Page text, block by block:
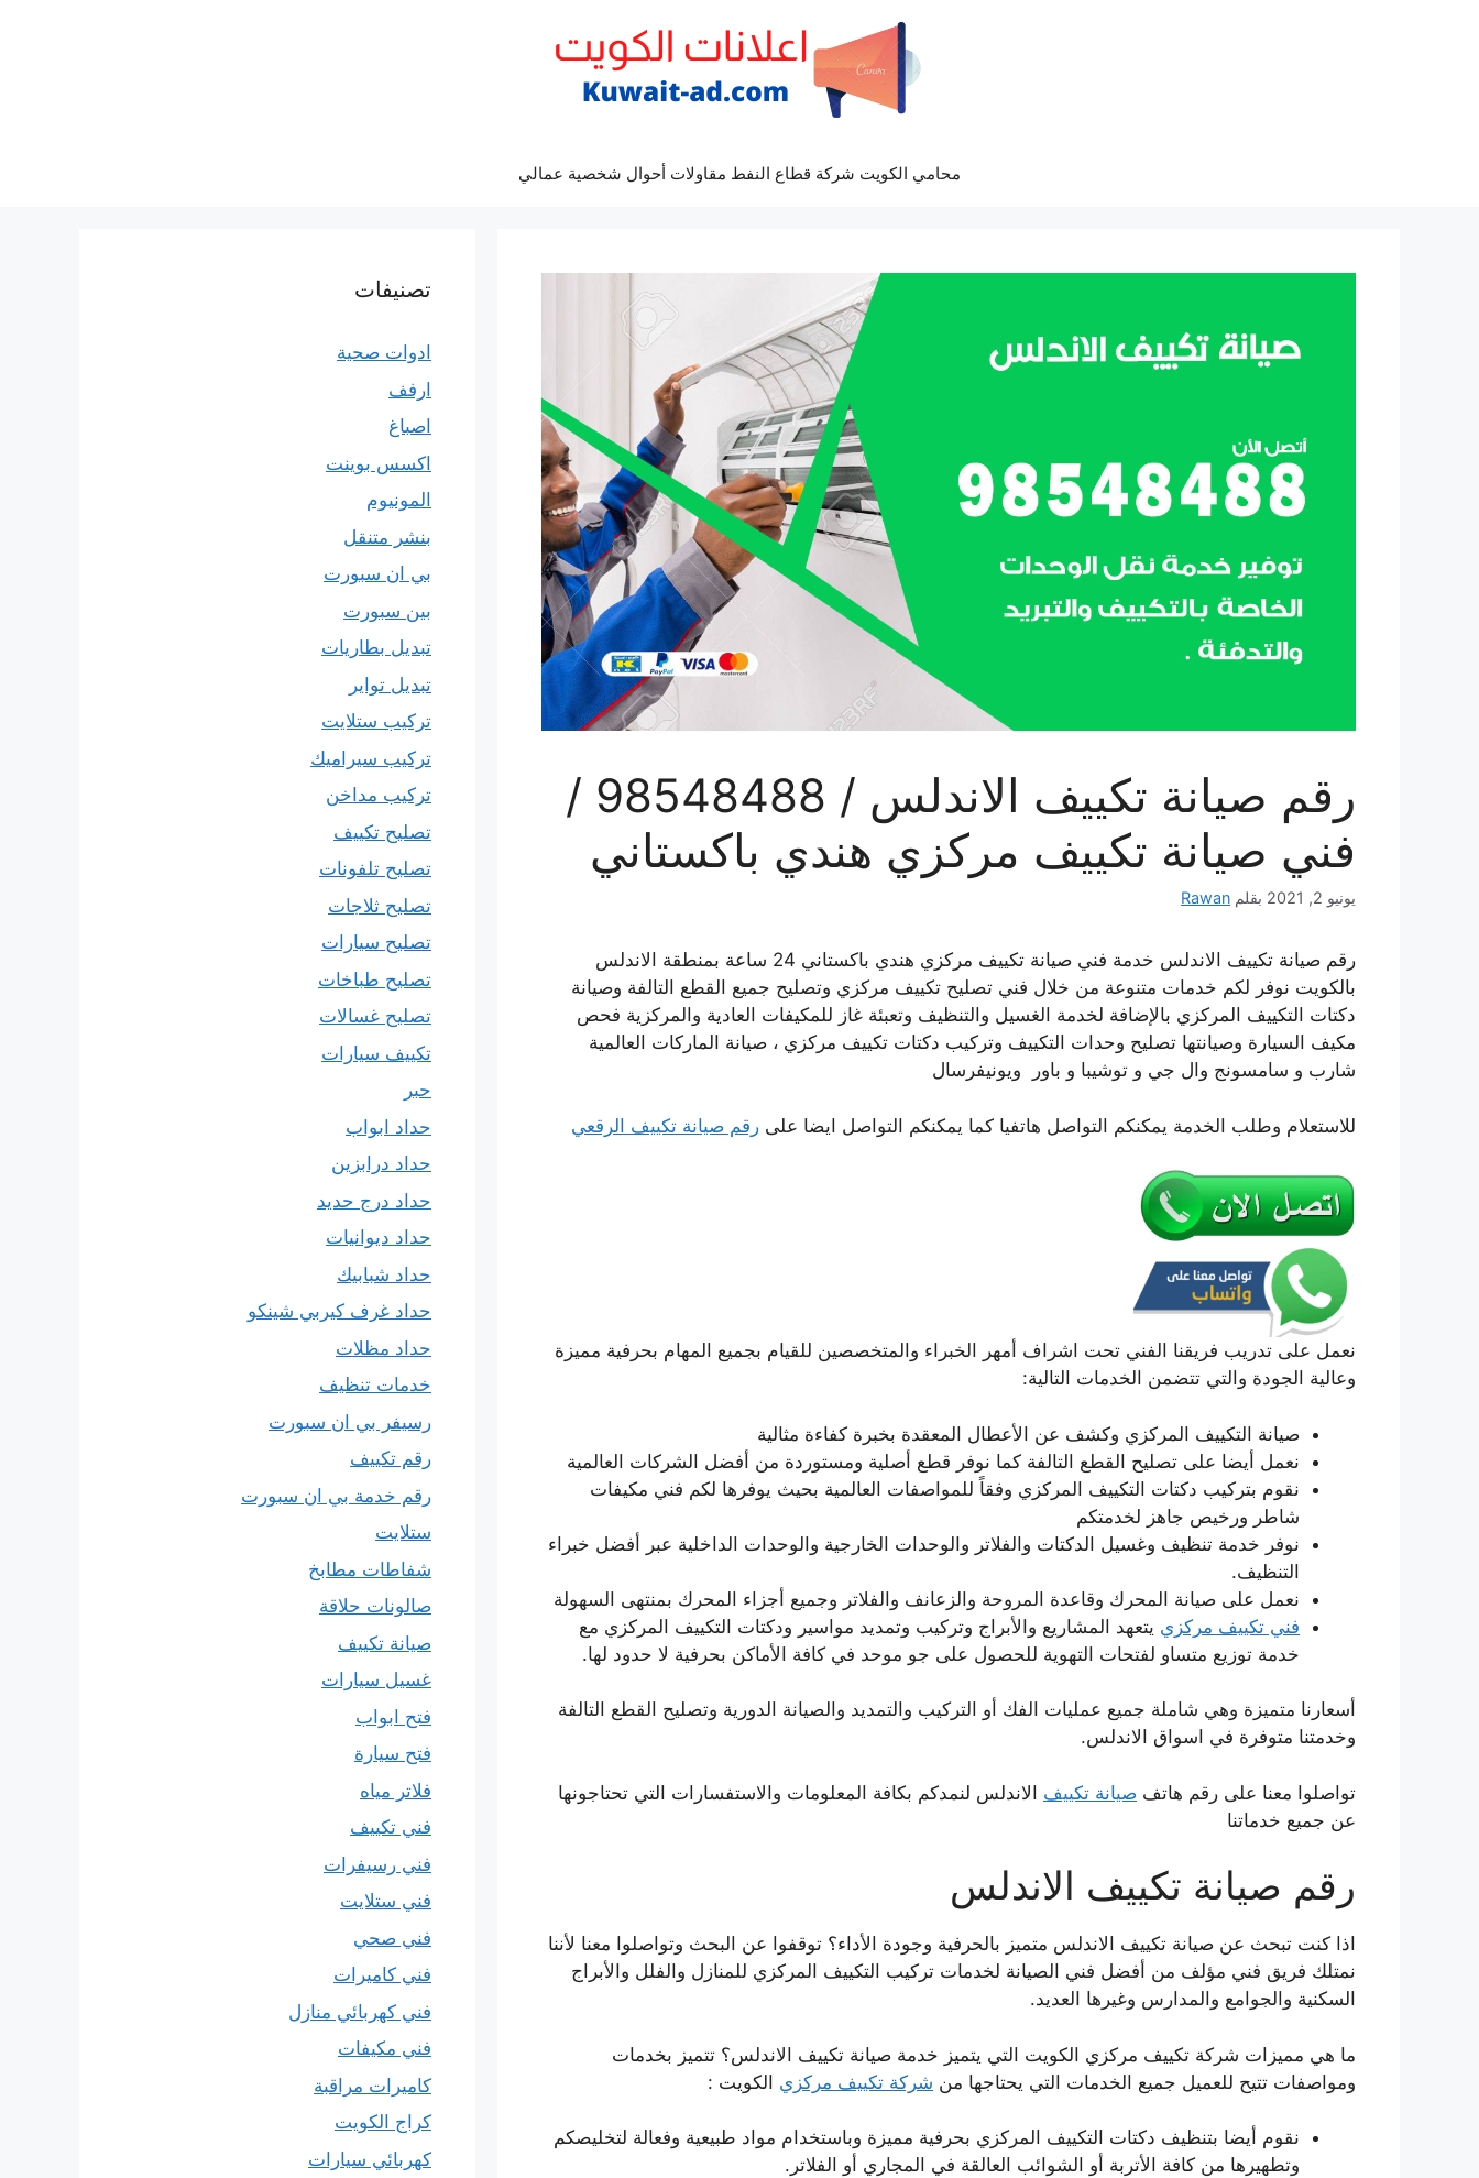
محامي الكويت شركة قطاع النفط مقاولات أحوال شخصية عمالي
رقم صيانة تكييف الاندلس / 98548488 /
فني صيانة تكييف مركزي هندي باكستاني
يونيو 2, 2021 بقلم Rawan
رقم صيانة تكييف الاندلس خدمة فني صيانة تكييف مركزي هندي باكستاني 24 ساعة بمنطقة الاندلس
بالكويت نوفر لكم خدمات متنوعة من خلال فني تصليح تكييف مركزي وتصليح جميع القطع التالفة وصيانة
دكتات التكييف المركزي بالإضافة لخدمة الغسيل والتنظيف وتعبئة غاز للمكيفات العادية والمركزية فحص
مكيف السيارة وصيانتها تصليح وحدات التكييف وتركيب دكتات تكييف مركزي ، صيانة الماركات العالمية
شارب و سامسونج وال جي و توشيبا و باور ويونيفرسال
للاستعلام وطلب الخدمة يمكنكم التواصل هاتفيا كما يمكنكم التواصل ايضا على رقم صيانة تكييف الرقعي
نعمل على تدريب فريقنا الفني تحت اشراف أمهر الخبراء والمتخصصين للقيام بجميع المهام بحرفية مميزة
وعالية الجودة والتي تتضمن الخدمات التالية:
صيانة التكييف المركزي وكشف عن الأعطال المعقدة بخبرة كفاءة مثالية
نعمل أيضا على تصليح القطع التالفة كما نوفر قطع أصلية ومستوردة من أفضل الشركات العالمية
نقوم بتركيب دكتات التكييف المركزي وفقاً للمواصفات العالمية بحيث يوفرها لكم فني مكيفات
شاطر ورخيص جاهز لخدمتكم
نوفر خدمة تنظيف وغسيل الدكتات والفلاتر والوحدات الخارجية والوحدات الداخلية عبر أفضل خبراء
التنظيف.
نعمل على صيانة المحرك وقاعدة المروحة والزعانف والفلاتر وجميع أجزاء المحرك بمنتهى السهولة
فني تكييف مركزي يتعهد المشاريع والأبراج وتركيب وتمديد مواسير ودكتات التكييف المركزي مع
خدمة توزيع متساو لفتحات التهوية للحصول على جو موحد في كافة الأماكن بحرفية لا حدود لها.
أسعارنا متميزة وهي شاملة جميع عمليات الفك أو التركيب والتمديد والصيانة الدورية وتصليح القطع التالفة
وخدمتنا متوفرة في اسواق الاندلس.
تواصلوا معنا على رقم هاتف صيانة تكييف الاندلس لنمدكم بكافة المعلومات والاستفسارات التي تحتاجونها
عن جميع خدماتنا
رقم صيانة تكييف الاندلس
اذا كنت تبحث عن صيانة تكييف الاندلس متميز بالحرفية وجودة الأداء؟ توقفوا عن البحث وتواصلوا معنا لأننا
نمتلك فريق فني مؤلف من أفضل فني الصيانة لخدمات تركيب التكييف المركزي للمنازل والفلل والأبراج
السكنية والجوامع والمدارس وغيرها العديد.
ما هي مميزات شركة تكييف مركزي الكويت التي يتميز خدمة صيانة تكييف الاندلس؟ تتميز بخدمات
ومواصفات تتيح للعميل جميع الخدمات التي يحتاجها من شركة تكييف مركزي الكويت :
نقوم أيضا بتنظيف دكتات التكييف المركزي بحرفية مميزة وباستخدام مواد طبيعية وفعالة لتخليصكم
وتطهيرها من كافة الأتربة أو الشوائب العالقة في المجاري أو الفلاتر.
تصنيفات
ادوات صحية
ارفف
اصباغ
اكسس بوينت
المونيوم
بنشر متنقل
بي ان سبورت
بين سبورت
تبديل بطاريات
تبديل تواير
تركيب ستلايت
تركيب سيراميك
تركيب مداخن
تصليح تكييف
تصليح تلفونات
تصليح ثلاجات
تصليح سيارات
تصليح طباخات
تصليح غسالات
تكييف سيارات
حبر
حداد ابواب
حداد درابزين
حداد درج حديد
حداد ديوانيات
حداد شبابيك
حداد غرف كيربي شينكو
حداد مظلات
خدمات تنظيف
رسيفر بي ان سبورت
رقم تكييف
رقم خدمة بي ان سبورت
ستلايت
شفاطات مطابخ
صالونات حلاقة
صيانة تكييف
غسيل سيارات
فتح ابواب
فتح سيارة
فلاتر مياه
فني تكييف
فني رسيفرات
فني ستلايت
فني صحي
فني كاميرات
فني كهربائي منازل
فني مكيفات
كاميرات مراقبة
كراج الكويت
كهربائي سيارات